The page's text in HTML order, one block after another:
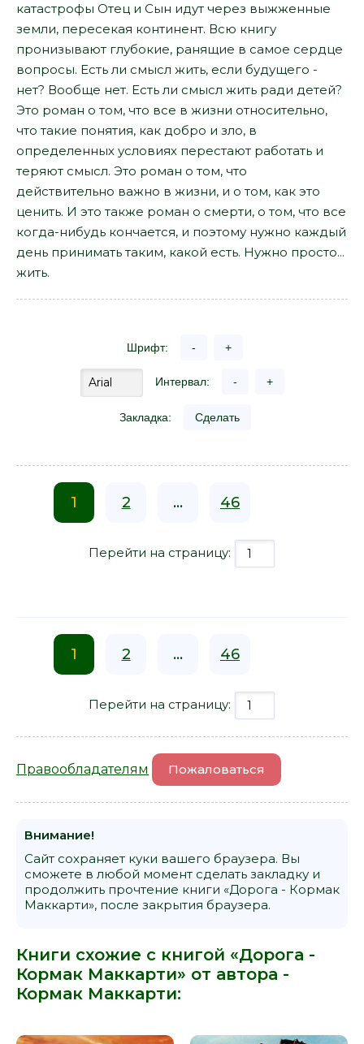
катастрофы Отец и Сын идут через выжженные
земли, пересекая континент. Всю книгу
пронизывают глубокие, ранящие в самое сердце
вопросы. Есть ли смысл жить, если будущего -
нет? Вообще нет. Есть ли смысл жить ради детей?
Это роман о том, что все в жизни относительно,
что такие понятия, как добро и зло, в
определенных условиях перестают работать и
теряют смысл. Это роман о том, что
действительно важно в жизни, и о том, как это
ценить. И это также роман о смерти, о том, что все
когда-нибудь кончается, и поэтому нужно каждый
день принимать таким, какой есть. Нужно просто...
жить.
Шрифт: - +
Интервал: - +
Закладка: Сделать
1 2 ... 46
Перейти на страницу:
1 2 ... 46
Перейти на страницу:
Правообладателям Пожаловаться
Внимание!
Сайт сохраняет куки вашего браузера. Вы
сможете в любой момент сделать закладку и
продолжить прочтение книги «Дорога - Кормак
Маккарти», после закрытия браузера.
Книги схожие с книгой «Дорога -
Кормак Маккарти» от автора -
Кормак Маккарти: